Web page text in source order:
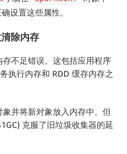
设置这些属性。
除内存
不足错误。这包括应用程序
执行内存和 RDD 缓存内存之
并将新对象放入内存中。但
克服了旧垃圾收集器的延